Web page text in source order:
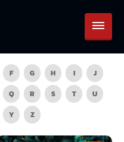
F G H I
J
Q R S T
U
Y Z